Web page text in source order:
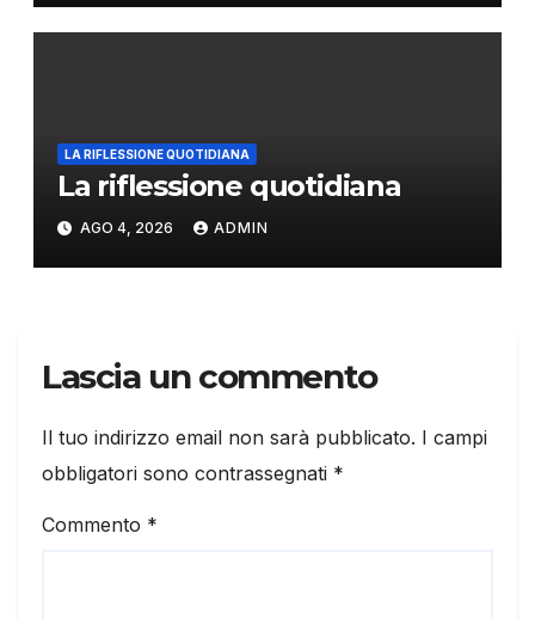
LA RIFLESSIONE QUOTIDIANA
La riflessione quotidiana
AGO 4, 2026 ADMIN
Lascia un commento
Il tuo indirizzo email non sarà pubblicato. I campi
obbligatori sono contrassegnati *
Commento *